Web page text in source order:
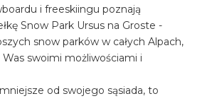
i freeskiingu poznają
Snow Park Ursus na Groste -
snow parków w całych Alpach,
swoimi możliwościami i
od swojego sąsiada, to